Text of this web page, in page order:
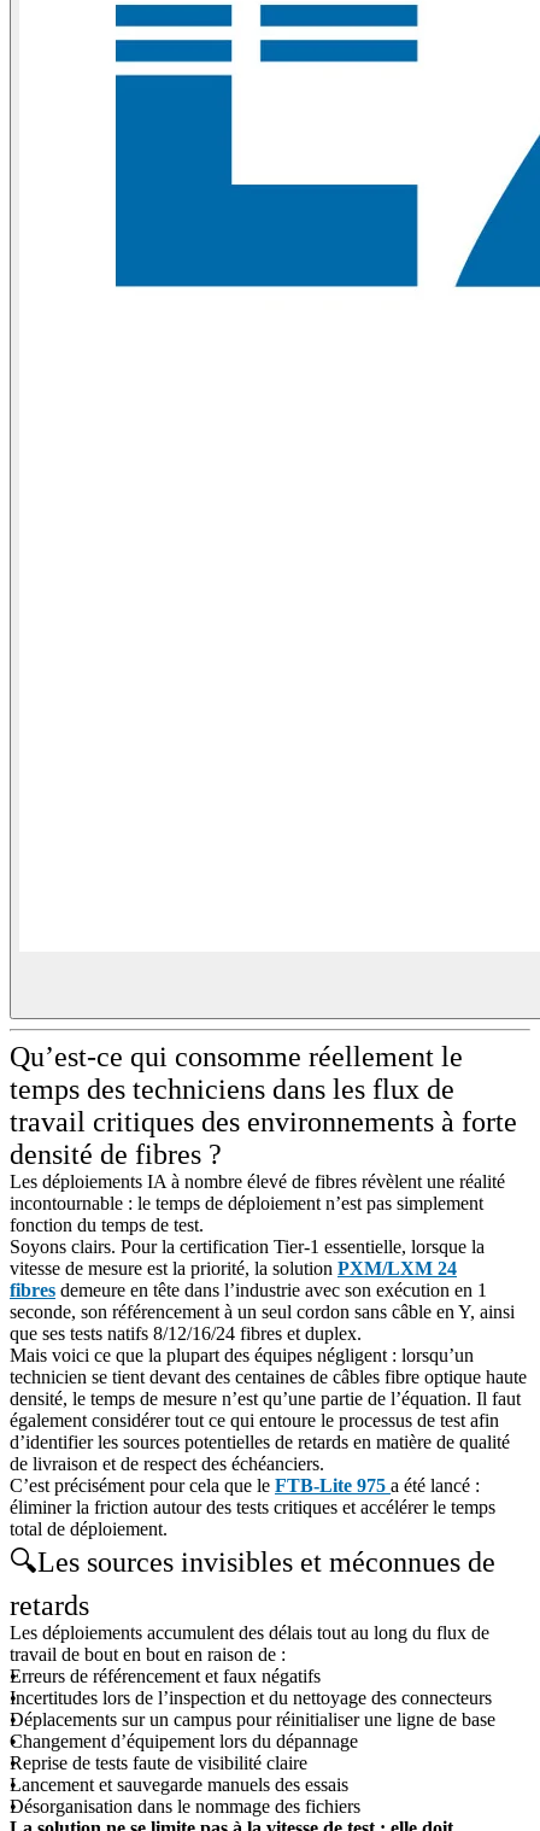
Qu’est-ce qui consomme réellement le
temps des techniciens dans les flux de
travail critiques des environnements à forte
densité de fibres ?
Les déploiements IA à nombre élevé de fibres révèlent une réalité
incontournable : le temps de déploiement n’est pas simplement
fonction du temps de test.
Soyons clairs. Pour la certification Tier-1 essentielle, lorsque la
vitesse de mesure est la priorité, la solution PXM/LXM 24
fibres demeure en tête dans l’industrie avec son exécution en 1
seconde, son référencement à un seul cordon sans câble en Y, ainsi
que ses tests natifs 8/12/16/24 fibres et duplex.
Mais voici ce que la plupart des équipes négligent : lorsqu’un
technicien se tient devant des centaines de câbles fibre optique haute
densité, le temps de mesure n’est qu’une partie de l’équation. Il faut
également considérer tout ce qui entoure le processus de test afin
d’identifier les sources potentielles de retards en matière de qualité
de livraison et de respect des échéanciers.
C’est précisément pour cela que le FTB-Lite 975 a été lancé :
éliminer la friction autour des tests critiques et accélérer le temps
total de déploiement.
🔍Les sources invisibles et méconnues de
retards
Les déploiements accumulent des délais tout au long du flux de
travail de bout en bout en raison de :
Erreurs de référencement et faux négatifs
Incertitudes lors de l’inspection et du nettoyage des connecteurs
Déplacements sur un campus pour réinitialiser une ligne de base
Changement d’équipement lors du dépannage
Reprise de tests faute de visibilité claire
Lancement et sauvegarde manuels des essais
Désorganisation dans le nommage des fichiers